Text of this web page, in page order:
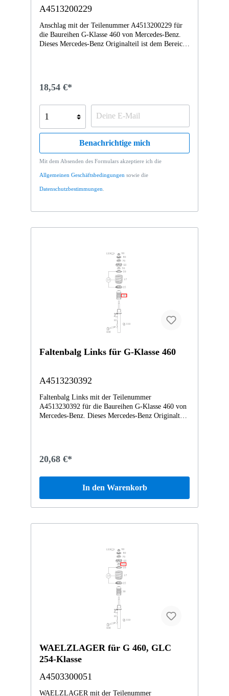
A4513200229
Anschlag mit der Teilenummer A4513200229 für
die Baureihen G-Klasse 460 von Mercedes-Benz.
Dieses Mercedes-Benz Originalteil ist dem Bereich
A4513200129. Das Mercedes-Benz Originalteil
anderem verbaut in folgenden Modellen 451380
fortwo coupé mhd 52 kW Vertrauen Sie auf
Mercedes-Benz Originalteile.
18,54 €*
Benachrichtige mich
Mit dem Absenden des Formulars akzeptiere ich die
Allgemeinen Geschäftsbedingungen sowie die
Datenschutzbestimmungen
Faltenbalg Links für G-Klasse 460
A4513230392
Faltenbalg Links mit der Teilenummer
A4513230392 für die Baureihen G-Klasse 460 von
Mercedes-Benz. Dieses Mercedes-Benz Originalteil
Dieses Teil ersetzt die Teilenummer A0011531632.
verbaut in folgenden Modellen 451380 fortwo
coupé mhd 52 kW Vertrauen Sie auf Mercedes-
Benz Originalteile.
20,68 €*
In den Warenkorb
WAELZLAGER für G 460, GLC
254-Klasse
A4503300051
WAELZLAGER mit der Teilenummer